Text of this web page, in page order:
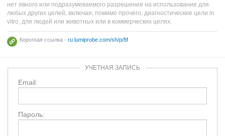
нет явного или подразумеваемого разрешения на использование для
любых других целей, включая, помимо прочего, диагностические цели in
vitro, для людей или животных или в коммерческих целях.
Короткая ссылка - ru.lumiprobe.com/sh/p/8f
УЧЕТНАЯ ЗАПИСЬ
Email:
Пароль: